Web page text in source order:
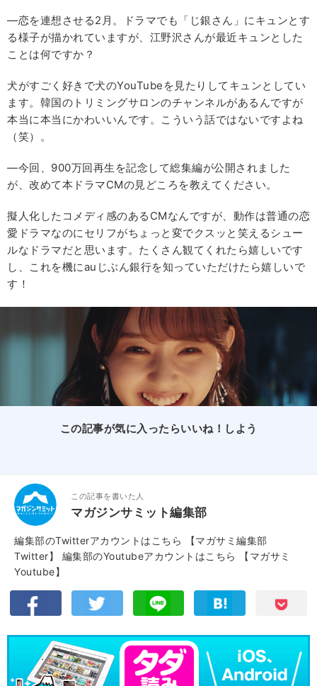
―恋を連想させる2月。ドラマでも「じ銀さん」にキュンとす
る様子が描かれていますが、江野沢さんが最近キュンとした
ことは何ですか？
犬がすごく好きで犬のYouTubeを見たりしてキュンとしてい
ます。韓国のトリミングサロンのチャンネルがあるんですが
本当に本当にかわいいんです。こういう話ではないですよね
（笑）。
―今回、900万回再生を記念して総集編が公開されました
が、改めて本ドラマCMの見どころを教えてください。
擬人化したコメディ感のあるCMなんですが、動作は普通の恋
愛ドラマなのにセリフがちょっと変でクスッと笑えるシュー
ルなドラマだと思います。たくさん観てくれたら嬉しいです
し、これを機にauじぶん銀行を知っていただけたら嬉しいで
す！
この記事が気に入ったらいいね！しよう
この記事を書いた人
マガジンサミット編集部
編集部のTwitterアカウントはこちら
【マガサミ編集部
Twitter】
編集部のYoutubeアカウントはこちら
【マガサミ
Youtube】